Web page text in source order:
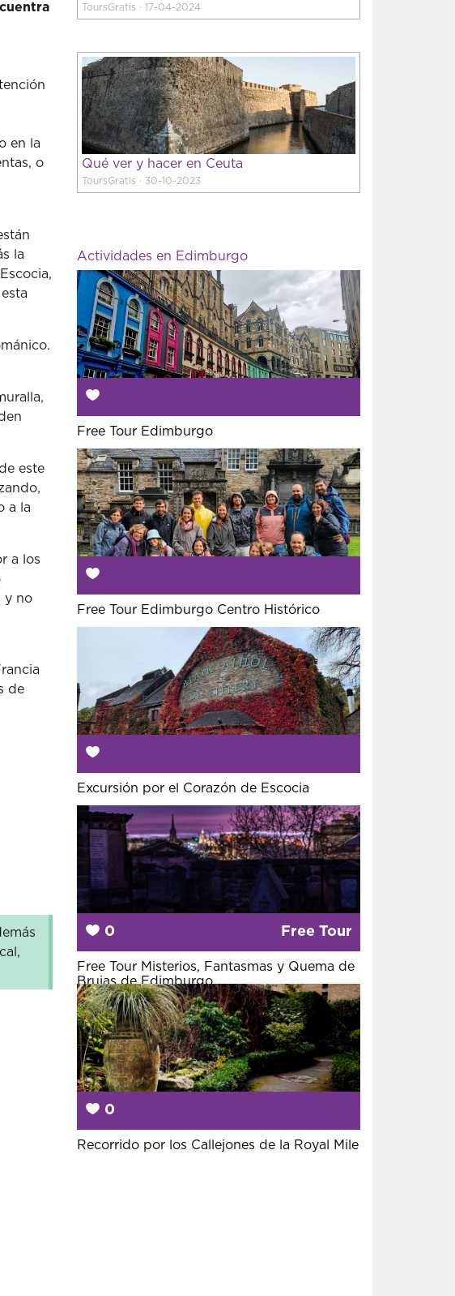
en la
o
la
este
a la
a los
y no
de
ToursGratis · 17-04-2024
Qué ver y hacer en Ceuta
ToursGratis · 30-10-2023
Actividades en Edimburgo
Free Tour Edimburgo
Free Tour Edimburgo Centro Histórico
Excursión por el Corazón de Escocia
0 Free Tour
Free Tour Misterios, Fantasmas y Quema de
Brujas de Edimburgo
0
Recorrido por los Callejones de la Royal Mile